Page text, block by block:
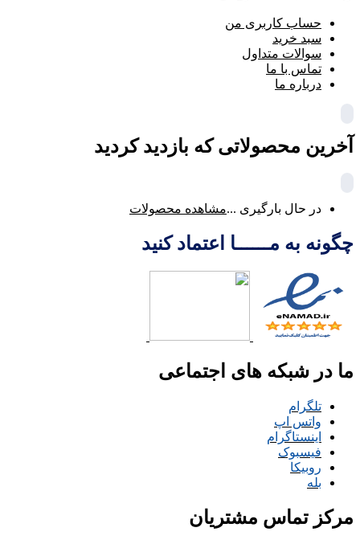
حساب کاربری من
سبد خرید
سوالات متداول
تماس با ما
درباره ما
آخرین محصولاتی که بازدید کردید
در حال بارگیری ...مشاهده محصولات
چگونه به مــــــا اعتماد کنید
ما در شبکه های اجتماعی
تلگرام
واتس اپ
اینستاگرام
فیسبوک
روبیکا
بله
مرکز تماس مشتریان